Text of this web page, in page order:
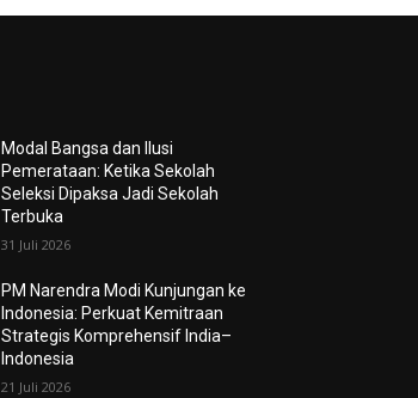
Modal Bangsa dan Ilusi
Pemerataan: Ketika Sekolah
Seleksi Dipaksa Jadi Sekolah
Terbuka
31 Juli 2026
PM Narendra Modi Kunjungan ke
Indonesia: Perkuat Kemitraan
Strategis Komprehensif India–
Indonesia
21 Juli 2026